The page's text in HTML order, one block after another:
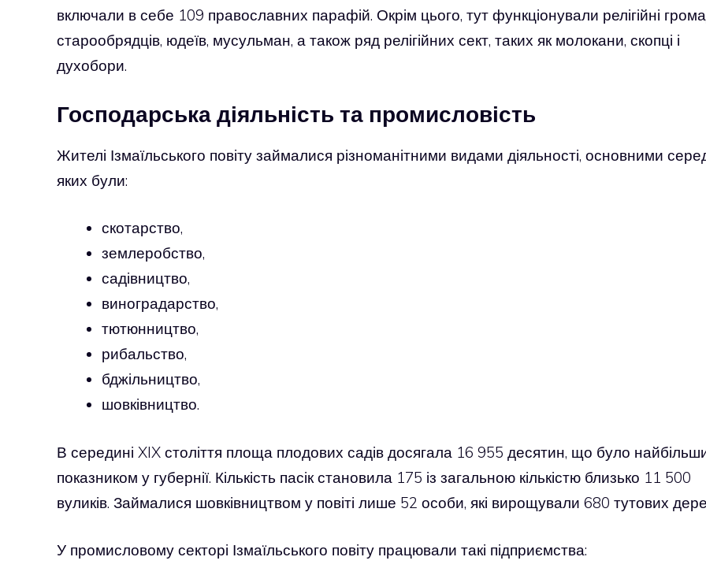
включали в себе 109 православних парафій. Окрім цього, тут функціонували релігійні
старообрядців, юдеїв, мусульман, а також ряд релігійних сект, таких як молокани, скопці і
духобори.
Господарська діяльність та промисловість
Жителі Ізмаїльського повіту займалися різноманітними видами діяльності, основними
яких були:
скотарство,
землеробство,
садівництво,
виноградарство,
тютюнництво,
рибальство,
бджільництво,
шовківництво.
В середині XIX століття площа плодових садів досягала 16 955 десятин, що було
показником у губернії. Кількість пасік становила 175 із загальною кількістю близько 11 500
вуликів. Займалися шовківництвом у повіті лише 52 особи, які вирощували 680 тутових
У промисловому секторі Ізмаїльського повіту працювали такі підприємства: